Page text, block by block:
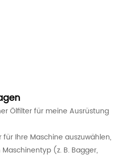
Ölfilter für meine Ausrüstung
Ihre Maschine auszuwählen,
(z. B. Bagger,